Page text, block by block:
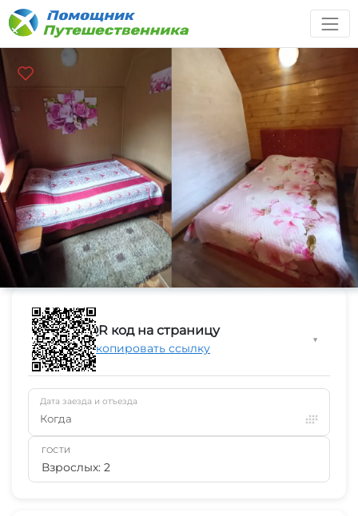
QR код на страницу
Скопировать ссылку
▼
Дата заезда и отъезда
Когда
ГОСТИ
Взрослых: 2